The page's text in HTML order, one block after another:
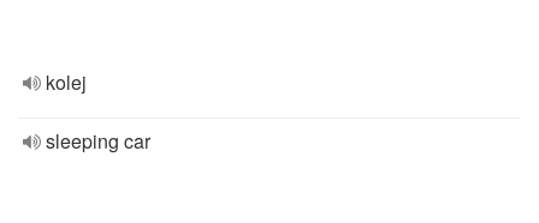
kolej
sleeping car